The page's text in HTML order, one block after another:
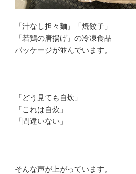
「汁なし担々麺」「焼餃子」
「若鶏の唐揚げ」の冷凍食品
パッケージが並んでいます。
「どう見ても自炊」
「これは自炊」
「間違いない」
そんな声が上がっています。